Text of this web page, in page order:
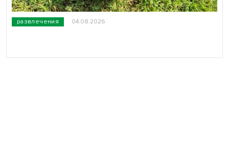
развлечения 04.08.2026